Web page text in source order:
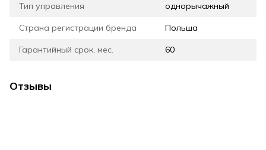
Тип управления однорычажный
Страна регистрации бренда Польша
Гарантийный срок, мес. 60
Отзывы